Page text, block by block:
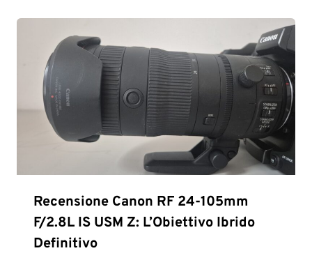
Recensione Canon RF 24-105mm
F/2.8L IS USM Z: L’Obiettivo Ibrido
Definitivo